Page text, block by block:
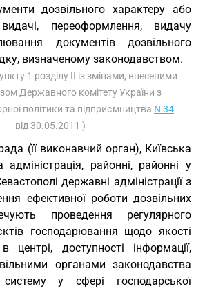
дозвільного характеру або
переоформлення, видачу
документів дозвільного
визначеному законодавством.
1 розділу II із змінами, внесеними
Державного комітету України з
політики та підприємництва N 34
від 30.05.2011 )
(її виконавчий орган), Київська
районні, районні у
державні адміністрації з
ефективної роботи дозвільних
проведення регулярного
господарювання щодо якості
центрі, доступності інформації,
органами законодавства
у сфері господарської